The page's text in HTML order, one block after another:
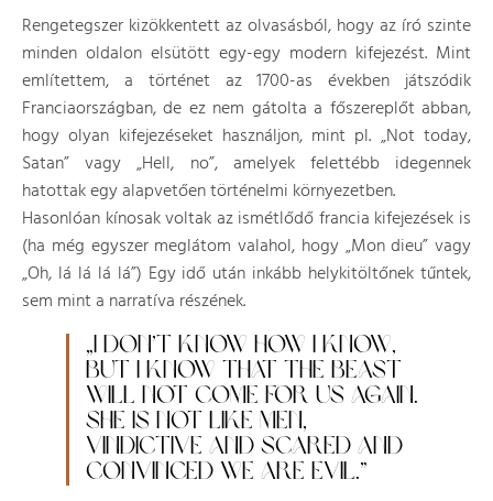
Rengetegszer kizökkentett az olvasásból, hogy az író szinte
minden oldalon elsütött egy-egy modern kifejezést. Mint
említettem, a történet az 1700-as években játszódik
Franciaországban, de ez nem gátolta a főszereplőt abban,
hogy olyan kifejezéseket használjon, mint pl. „Not today,
Satan” vagy „Hell, no”, amelyek felettébb idegennek
hatottak egy alapvetően történelmi környezetben.
Hasonlóan kínosak voltak az ismétlődő francia kifejezések is
(ha még egyszer meglátom valahol, hogy „Mon dieu” vagy
„Oh, lá lá lá lá”) Egy idő után inkább helykitöltőnek tűntek,
sem mint a narratíva részének.
„I DON’T KNOW HOW I KNOW,
BUT I KNOW THAT THE BEAST
WILL NOT COME FOR US AGAIN.
SHE IS NOT LIKE MEN,
VINDICTIVE AND SCARED AND
CONVINCED WE ARE EVIL.”